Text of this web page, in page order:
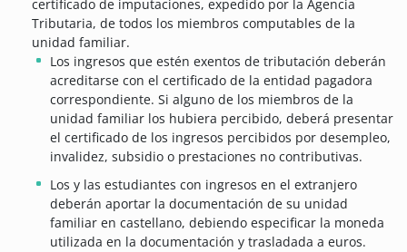
certificado de imputaciones, expedido por la Agencia
Tributaria, de todos los miembros computables de la
unidad familiar.
Los ingresos que estén exentos de tributación deberán
acreditarse con el certificado de la entidad pagadora
correspondiente. Si alguno de los miembros de la
unidad familiar los hubiera percibido, deberá presentar
el certificado de los ingresos percibidos por desempleo,
invalidez, subsidio o prestaciones no contributivas.
Los y las estudiantes con ingresos en el extranjero
deberán aportar la documentación de su unidad
familiar en castellano, debiendo especificar la moneda
utilizada en la documentación y trasladada a euros.